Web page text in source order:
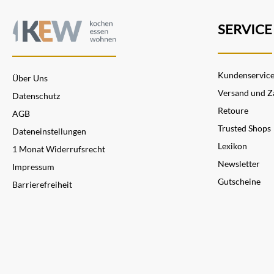
Über Uns
Datenschutz
AGB
Dateneinstellungen
1 Monat Widerrufsrecht
Impressum
Barrierefreiheit
SERVICE
Kundenservice
Versand und
Retoure
Trusted Shops
Lexikon
Newsletter
Gutscheine